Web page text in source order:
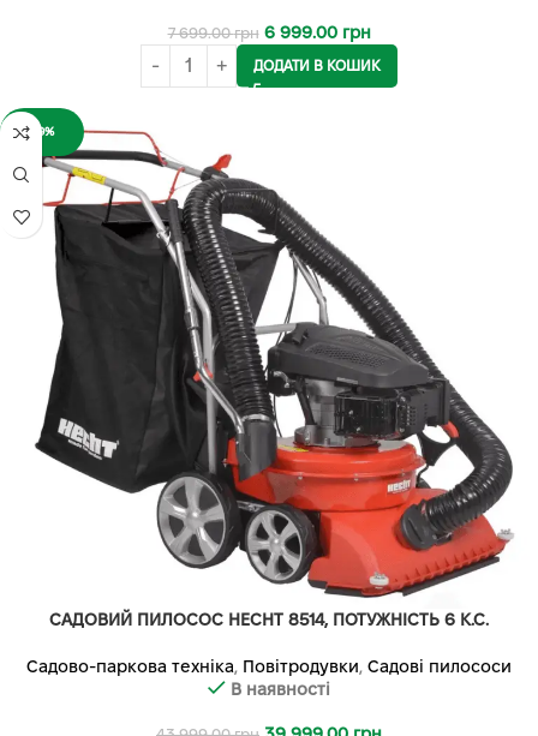
7 699.00грн 6 999.00 грн
ДОДАТИ В КОШИК
-9%
САДОВИЙ ПИЛОСОС HECHT 8514, ПОТУЖНІСТЬ 6 К.С.
Садово-паркова техніка, Повітродувки, Садові пилососи
В наявності